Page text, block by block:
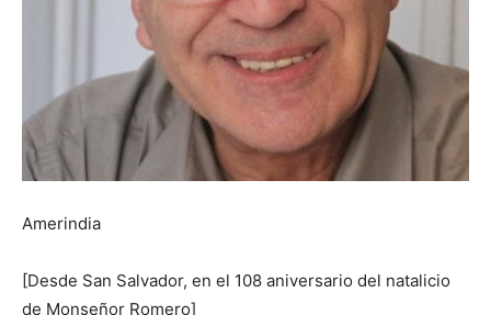
Amerindia
[Desde San Salvador, en el 108 aniversario del natalicio
de Monseñor Romero]